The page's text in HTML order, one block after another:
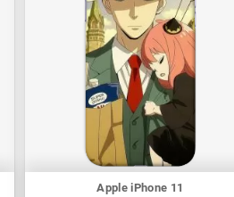
Apple iPhone 11